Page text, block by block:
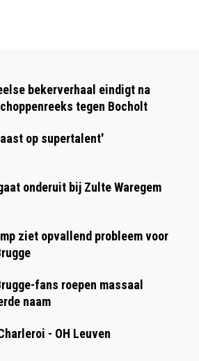
bekerverhaal eindigt na
tegen Bocholt
op supertalent'
onderuit bij Zulte Waregem
ziet opvallend probleem voor
fans roepen massaal
naam
- OH Leuven